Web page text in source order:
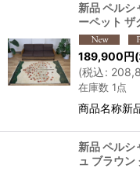
新品 ペル
ーペット
189,900円
(税込:
在庫数 1点
商品名称新
新品 ペル
ュ ブラウ